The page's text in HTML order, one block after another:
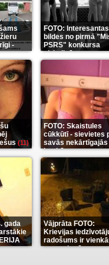
-
FOTO: Interesantas
bildes no pirmā
PSRS" konkursa
aizkulisēm(12)
(11)
FOTO: Skaistules
cūkkūtī - sievietes
savās nekārtīgajās
istabās(12)
gada
Vājprāta FOTO:
Krievijas
radošums ir
neaprakstāms(7)